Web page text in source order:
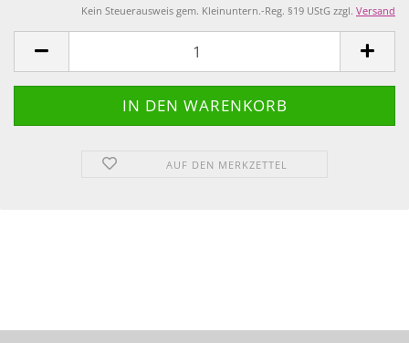
Kein Steuerausweis gem. Kleinuntern.-Reg. §19 UStG zzgl. Versand
AUF DEN MERKZETTEL